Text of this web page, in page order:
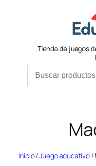
Tienda de juegos
Inicio/Juego educativo/